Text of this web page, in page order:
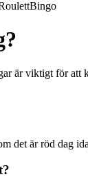
Bingo
är viktigt för att
det är röd dag